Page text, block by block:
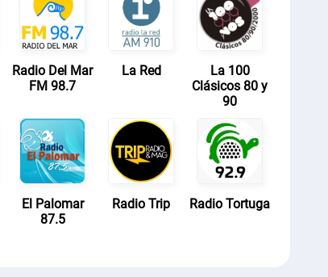
Radio Del Mar
FM 98.7
La Red
La 100
Clásicos 80 y
90
El Palomar
87.5
Radio Trip Radio Tortuga